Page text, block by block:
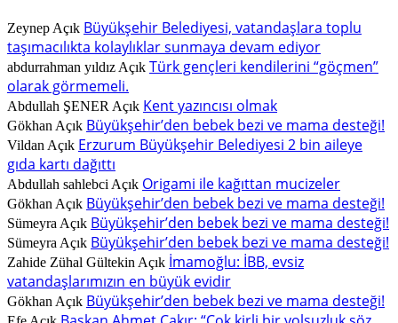
Zeynep Açık Büyükşehir Belediyesi, vatandaşlara toplu
taşımacılıkta kolaylıklar sunmaya devam ediyor
abdurrahman yıldız Açık Türk gençleri kendilerini “göçmen”
olarak görmemeli.
Abdullah ŞENER Açık Kent yazıncısı olmak
Gökhan Açık Büyükşehir’den bebek bezi ve mama desteği!
Vildan Açık Erzurum Büyükşehir Belediyesi 2 bin aileye
gıda kartı dağıttı
Abdullah sahlebci Açık Origami ile kağıttan mucizeler
Gökhan Açık Büyükşehir’den bebek bezi ve mama desteği!
Sümeyra Açık Büyükşehir’den bebek bezi ve mama desteği!
Sümeyra Açık Büyükşehir’den bebek bezi ve mama desteği!
Zahide Zühal Gültekin Açık İmamoğlu: İBB, evsiz
vatandaşlarımızın en büyük evidir
Gökhan Açık Büyükşehir’den bebek bezi ve mama desteği!